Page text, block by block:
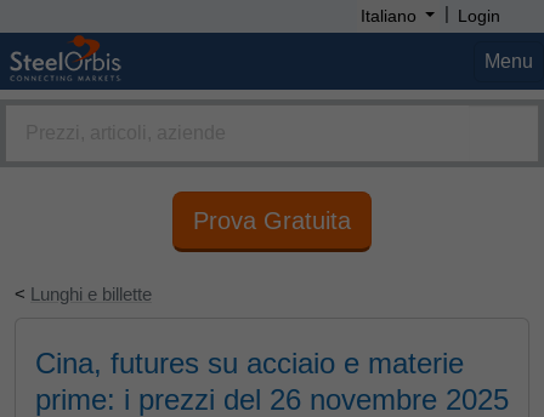
Italiano | Login
Menu
Prova Gratuita
< Lunghi e billette
Cina, futures su acciaio e materie
prime: i prezzi del 26 novembre 2025